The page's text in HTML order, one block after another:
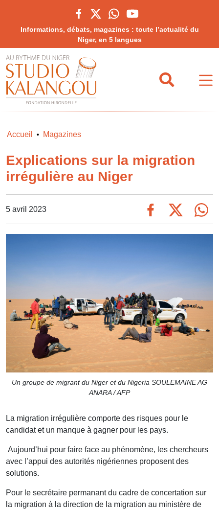
Informations, débats, magazines : toute l’actualité du
Niger, en 5 langues
Accueil • Magazines
Explications sur la migration
irrégulière au Niger
5 avril 2023
Un groupe de migrant du Niger et du Nigeria SOULEMAINE AG
ANARA / AFP
La migration irrégulière comporte des risques pour le
candidat et un manque à gagner pour les pays.
Aujourd’hui pour faire face au phénomène, les chercheurs
avec l’appui des autorités nigériennes proposent des
solutions.
Pour le secrétaire permanant du cadre de concertation sur
la migration à la direction de la migration au ministère de